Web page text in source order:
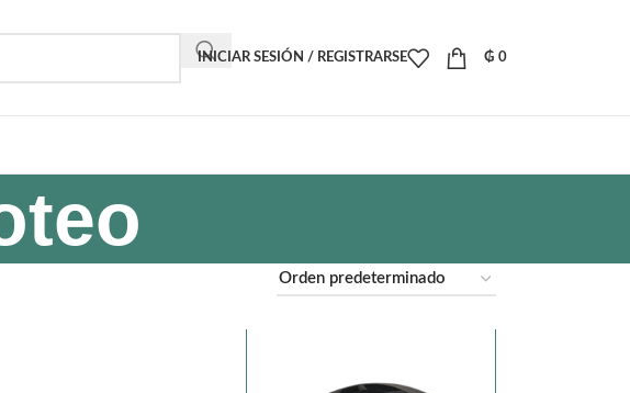
INICIAR SESIÓN / REGISTRARSE ₲ 0